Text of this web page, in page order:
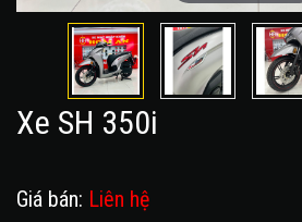
Xe SH 350i
Giá bán: Liên hệ